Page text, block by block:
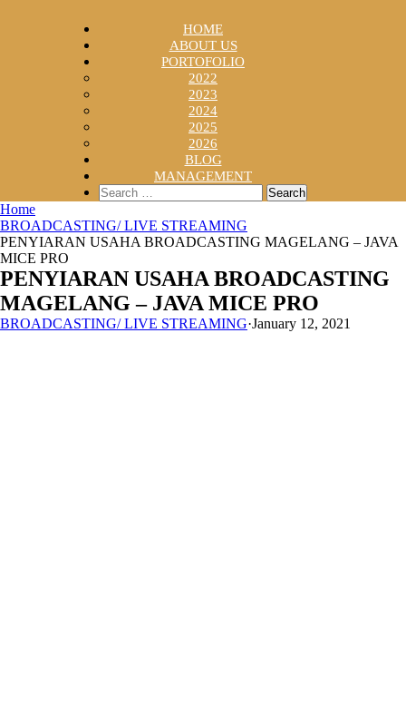
HOME
ABOUT US
PORTOFOLIO
2022
2023
2024
2025
2026
BLOG
MANAGEMENT
Search
Home
BROADCASTING/ LIVE STREAMING
PENYIARAN USAHA BROADCASTING MAGELANG – JAVA
MICE PRO
PENYIARAN USAHA BROADCASTING
MAGELANG – JAVA MICE PRO
BROADCASTING/ LIVE STREAMING·January 12, 2021